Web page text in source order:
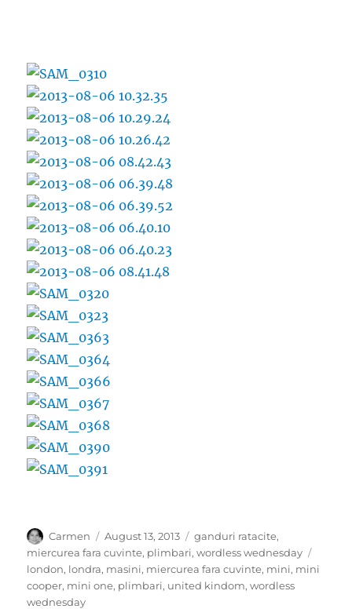
Author
Carmen
Posted
on
August 13, 2013 Categories
ganduri ratacite,
miercurea fara cuvinte, plimbari,wordless wednesday
london, londra, masini, miercurea fara cuvinte, mini, mini
cooper, mini one, plimbari, united kindom,wordless
wednesday